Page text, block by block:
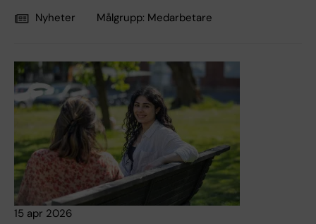
Nyheter
Målgrupp: Medarbetare
15 apr 2026